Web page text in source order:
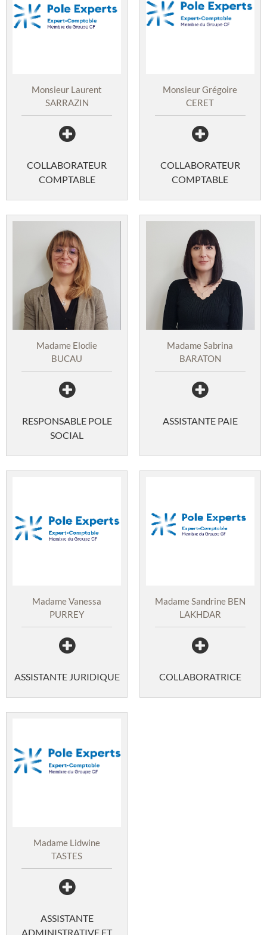
Monsieur Laurent
SARRAZIN
COLLABORATEUR
COMPTABLE
Monsieur Grégoire
CERET
COLLABORATEUR
COMPTABLE
Madame Elodie
BUCAU
RESPONSABLE POLE
SOCIAL
Madame Sabrina
BARATON
ASSISTANTE PAIE
Madame Vanessa
PURREY
ASSISTANTE JURIDIQUE
Madame Sandrine BEN
LAKHDAR
COLLABORATRICE
Madame Lidwine
TASTES
ASSISTANTE
ADMINISTRATIVE ET